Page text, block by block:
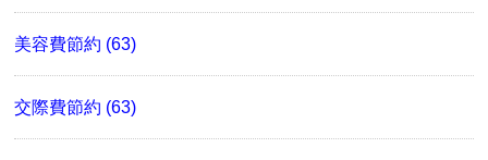
美容費節約 (63)
交際費節約 (63)